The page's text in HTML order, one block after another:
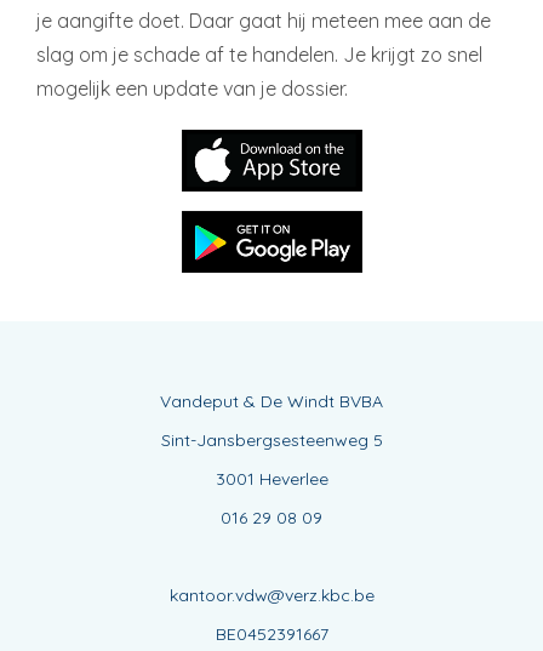
je aangifte doet. Daar gaat hij meteen mee aan de
slag om je schade af te handelen. Je krijgt zo snel
mogelijk een update van je dossier.
Vandeput & De Windt BVBA
Sint-Jansbergsesteenweg 5
3001 Heverlee
016 29 08 09
kantoor.vdw@verz.kbc.be
BE0452391667